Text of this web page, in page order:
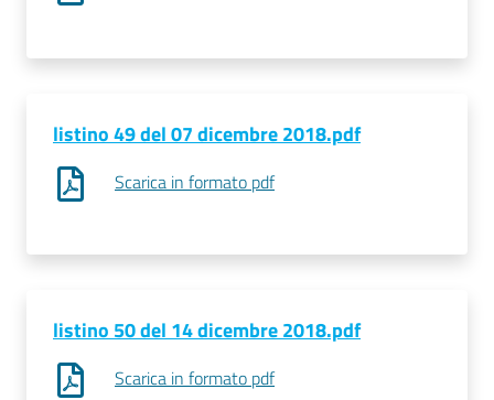
listino 49 del 07 dicembre 2018.pdf
Scarica in formato pdf
listino 50 del 14 dicembre 2018.pdf
Scarica in formato pdf